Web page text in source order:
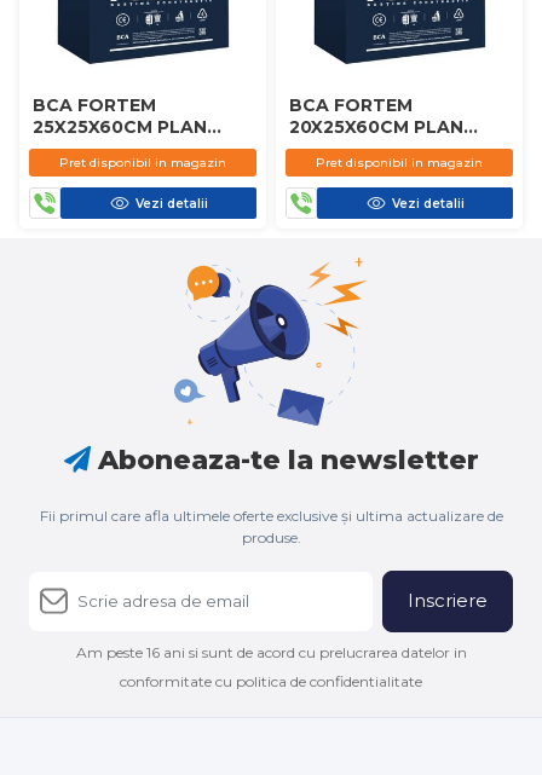
BCA FORTEM
25X25X60CM PLAN
D450
Pret disponibil in magazin
Vezi detalii
BCA FORTEM
20X25X60CM PLAN
D450
Pret disponibil in magazin
Vezi detalii
Aboneaza-te la newsletter
Fii primul care afla ultimele oferte exclusive și ultima actualizare de
produse.
Inscriere
Am peste 16 ani si sunt de acord cu prelucrarea datelor in
conformitate cu politica de confidentialitate